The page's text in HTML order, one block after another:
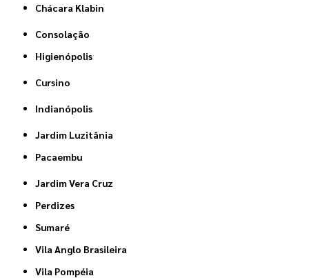
Chácara Klabin
Consolação
Higienópolis
Cursino
Indianópolis
Jardim Luzitânia
Pacaembu
Jardim Vera Cruz
Perdizes
Sumaré
Vila Anglo Brasileira
Vila Pompéia